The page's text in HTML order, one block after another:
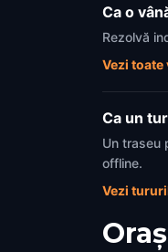
Ca o
Rezolvă
Vezi
Ca un
Un traseu
offline.
Vezi